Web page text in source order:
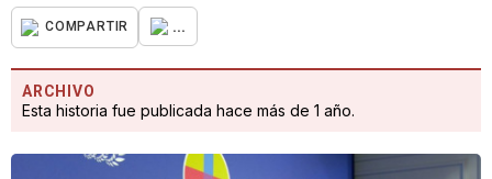
COMPARTIR ...
ARCHIVO
Esta historia fue publicada hace más de 1 año.